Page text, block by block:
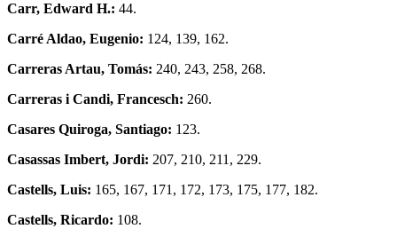
Carr, Edward H.: 44.
Carré Aldao, Eugenio: 124, 139, 162.
Carreras Artau, Tomás: 240, 243, 258, 268.
Carreras i Candi, Francesch: 260.
Casares Quiroga, Santiago: 123.
Casassas Imbert, Jordi: 207, 210, 211, 229.
Castells, Luis: 165, 167, 171, 172, 173, 175, 177, 182.
Castells, Ricardo: 108.